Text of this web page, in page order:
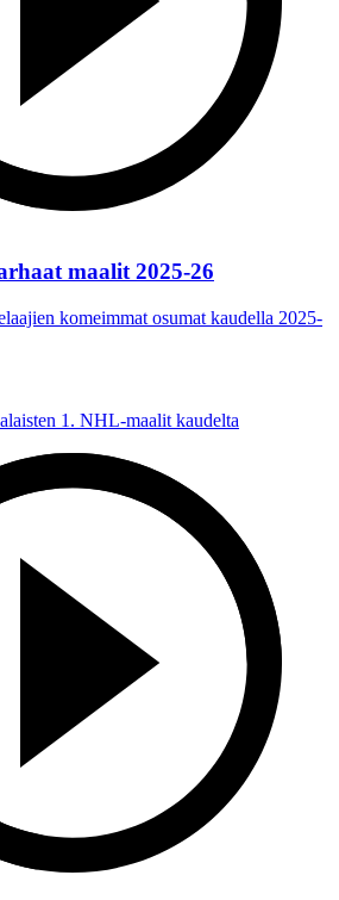
maalit 2025-26
komeimmat osumat kaudella 2025-